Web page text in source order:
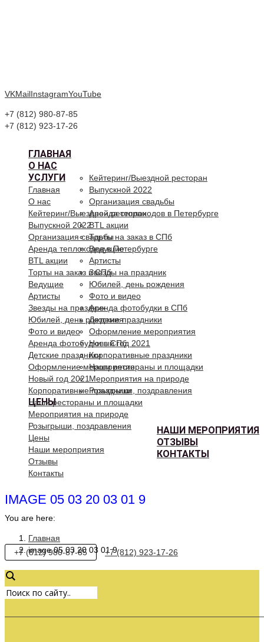
VKMailInstagramYouTube
+7 (812) 980-87-85
+7 (812) 923-17-26
ГЛАВНАЯ
О НАС
УСЛУГИ
Кейтеринг/Выездной ресторан
Выпускной 2022
Организация свадьбы
Аренда теплоходов в Петербурге
BTL акции
Торты на заказ в СПб
Ведущие
Артисты
Звезды на праздник
Юбилей, день рождения
Фото и видео
Аренда фотобудки в СПб
Детские праздники
Оформление мероприятия
Новый год 2021
Корпоративные праздники
Наши рестораны и площадки
Мероприятия на природе
Розыгрыши, поздравления
ЦЕНЫ
НАШИ МЕРОПРИЯТИЯ
ОТЗЫВЫ
КОНТАКТЫ
Главная
О нас
Кейтеринг/Выездной ресторан
Выпускной 2022
Организация свадьбы
Аренда теплоходов в Петербурге
BTL акции
Торты на заказ в СПб
Ведущие
Артисты
Звезды на праздник
Юбилей, день рождения
Фото и видео
Аренда фотобудки в СПб
Детские праздники
Оформление мероприятия
Новый год 2021
Корпоративные праздники
Наши рестораны и площадки
Мероприятия на природе
Розыгрыши, поздравления
Цены
Наши мероприятия
Отзывы
Контакты
IMAGE 05 03 20 03 01 9
You are here:
Главная
image 05 03 20 03 01 9
+7 (812) 980-87-85 +7 (812) 923-17-26